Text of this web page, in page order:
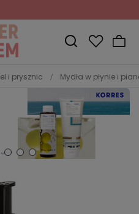
i prysznic Mydła w płynie i